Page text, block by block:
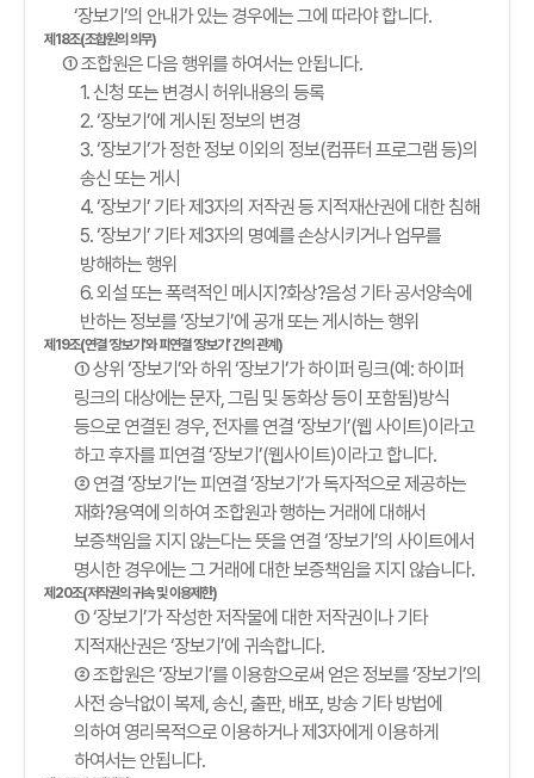
‘장보기’의 안내가 있는 경우에는 그에 따라야 합니다.
제18조(조합원의 의무)
① 조합원은 다음 행위를 하여서는 안됩니다.
1. 신청 또는 변경시 허위내용의 등록
2. ‘장보기’에 게시된 정보의 변경
3. ‘장보기’가 정한 정보 이외의 정보(컴퓨터 프로그램 등)의
송신 또는 게시
4. ‘장보기’ 기타 제3자의 저작권 등 지적재산권에 대한 침해
5. ‘장보기’ 기타 제3자의 명예를 손상시키거나 업무를
방해하는 행위
6. 외설 또는 폭력적인 메시지?화상?음성 기타 공서양속에
반하는 정보를 ‘장보기’에 공개 또는 게시하는 행위
제19조(연결 ‘장보기’와 피연결 ‘장보기’ 간의 관계)
① 상위 ‘장보기’와 하위 ‘장보기’가 하이퍼 링크(예: 하이퍼
링크의 대상에는 문자, 그림 및 동화상 등이 포함됨)방식
등으로 연결된 경우, 전자를 연결 ‘장보기’(웹 사이트)이라고
하고 후자를 피연결 ‘장보기’(웹사이트)이라고 합니다.
② 연결 ‘장보기’는 피연결 ‘장보기’가 독자적으로 제공하는
재화?용역에 의하여 조합원과 행하는 거래에 대해서
보증책임을 지지 않는다는 뜻을 연결 ‘장보기’의 사이트에서
명시한 경우에는 그 거래에 대한 보증책임을 지지 않습니다.
제20조(저작권의 귀속 및 이용제한)
① ‘장보기’가 작성한 저작물에 대한 저작권이나 기타
지적재산권은 ‘장보기’에 귀속합니다.
② 조합원은 ‘장보기’를 이용함으로써 얻은 정보를 ‘장보기’의
사전 승낙없이 복제, 송신, 출판, 배포, 방송 기타 방법에
의하여 영리목적으로 이용하거나 제3자에게 이용하게
하여서는 안됩니다.